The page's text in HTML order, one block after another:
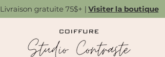
Livraison gratuite 75$+ | Visiter la boutique